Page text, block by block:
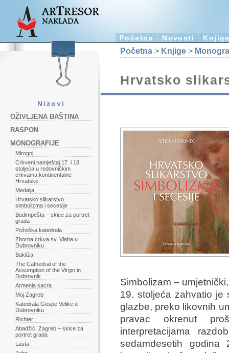
Početna Novosti
Nizovi
OŽIVLJENA BAŠTINA
RASPON
MONOGRAFIJE
Mirogoj
Crkveni namještaj 17. i 18.
stoljeća u redovničkim
crkvama kontinentalne
Hrvatske
Medalja
Hrvatsko slikarstvo
simbolizma i secesije
Budimpešta – skice za portret
grada
Požeška katedrala
Zborna crkva sv. Vlaha u
Dubrovniku
Bakliža
The Cathedral of the
Assumption of the Virgin in
Dubrovnik
Armenia sacra
Moj Zagreb
Katedrala Gospe Velike u
Dubrovniku
Richter
Abadžić: Zagreb – skice za
portret grada
Lasta
Početna > Knjige >
Hrvatsko
Simbolizam –
19. stoljeća zahvatio je
glazbe, preko likovnih
pravac okrenut
interpretacijama
sedamdesetih godina